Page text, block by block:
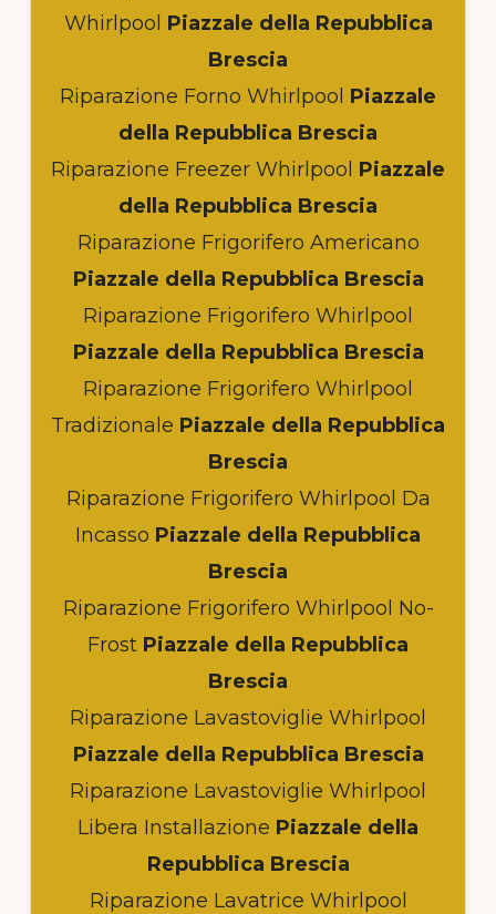
Whirlpool Piazzale della Repubblica
Brescia
Riparazione Forno Whirlpool Piazzale
della Repubblica Brescia
Riparazione Freezer Whirlpool Piazzale
della Repubblica Brescia
Riparazione Frigorifero Americano
Piazzale della Repubblica Brescia
Riparazione Frigorifero Whirlpool
Piazzale della Repubblica Brescia
Riparazione Frigorifero Whirlpool
Tradizionale Piazzale della Repubblica
Brescia
Riparazione Frigorifero Whirlpool Da
Incasso Piazzale della Repubblica
Brescia
Riparazione Frigorifero Whirlpool No-
Frost Piazzale della Repubblica
Brescia
Riparazione Lavastoviglie Whirlpool
Piazzale della Repubblica Brescia
Riparazione Lavastoviglie Whirlpool
Libera Installazione Piazzale della
Repubblica Brescia
Riparazione Lavatrice Whirlpool